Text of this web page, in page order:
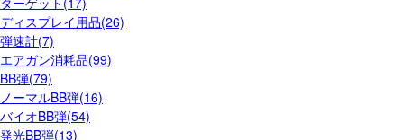
ディスプレイ用品(26)
弾速計(7)
エアガン消耗品(99)
BB弾(79)
ノーマルBB弾(16)
バイオBB弾(54)
発光BB弾(13)